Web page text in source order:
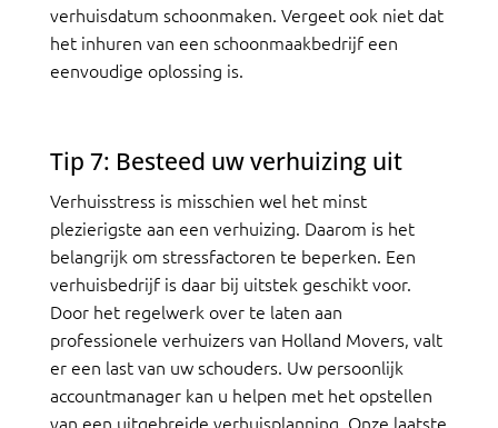
verhuisdatum schoonmaken. Vergeet ook niet dat
het inhuren van een schoonmaakbedrijf een
eenvoudige oplossing is.
Tip 7: Besteed uw verhuizing uit
Verhuisstress is misschien wel het minst
plezierigste aan een verhuizing. Daarom is het
belangrijk om stressfactoren te beperken. Een
verhuisbedrijf is daar bij uitstek geschikt voor.
Door het regelwerk over te laten aan
professionele verhuizers van Holland Movers, valt
er een last van uw schouders. Uw persoonlijk
accountmanager kan u helpen met het opstellen
van een uitgebreide verhuisplanning. Onze laatste